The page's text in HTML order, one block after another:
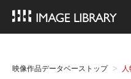
映像作品データベーストップ